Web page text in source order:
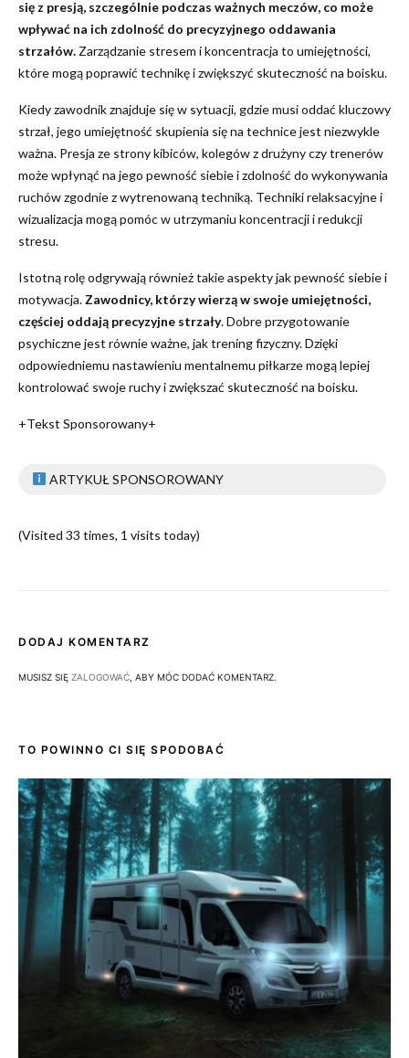
się z presją, szczególnie podczas ważnych meczów, co może
wpływać na ich zdolność do precyzyjnego oddawania
strzałów. Zarządzanie stresem i koncentracja to umiejętności,
które mogą poprawić technikę i zwiększyć skuteczność na boisku.
Kiedy zawodnik znajduje się w sytuacji, gdzie musi oddać kluczowy
strzał, jego umiejętność skupienia się na technice jest niezwykle
ważna. Presja ze strony kibiców, kolegów z drużyny czy trenerów
może wpłynąć na jego pewność siebie i zdolność do wykonywania
ruchów zgodnie z wytrenowaną techniką. Techniki relaksacyjne i
wizualizacja mogą pomóc w utrzymaniu koncentracji i redukcji
stresu.
Istotną rolę odgrywają również takie aspekty jak pewność siebie i
motywacja. Zawodnicy, którzy wierzą w swoje umiejętności,
częściej oddają precyzyjne strzały. Dobre przygotowanie
psychiczne jest równie ważne, jak trening fizyczny. Dzięki
odpowiedniemu nastawieniu mentalnemu piłkarze mogą lepiej
kontrolować swoje ruchy i zwiększać skuteczność na boisku.
+Tekst Sponsorowany+
ARTYKUŁ SPONSOROWANY
(Visited 33 times, 1 visits today)
DODAJ KOMENTARZ
MUSISZ SIĘ ZALOGOWAĆ , ABY MÓC DODAĆ KOMENTARZ.
TO POWINNO CI SIĘ SPODOBAĆ